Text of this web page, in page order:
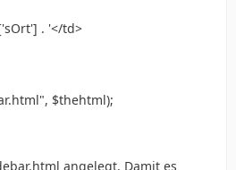
. '</td>
$thehtml);
angelegt. Damit es